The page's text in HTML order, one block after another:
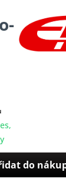
do